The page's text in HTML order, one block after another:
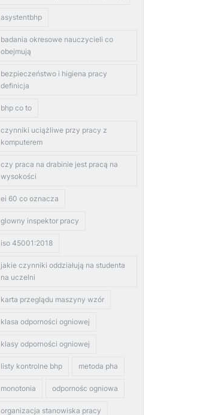
asystentbhp
badania okresowe nauczycieli co
obejmują
bezpieczeństwo i higiena pracy
definicja
bhp co to
czynniki uciążliwe przy pracy z
komputerem
czy praca na drabinie jest pracą na
wysokości
ei 60 co oznacza
glowny inspektor pracy
iso 45001:2018
jakie czynniki oddziałują na studenta
na uczelni
karta przeglądu maszyny wzór
klasa odporności ogniowej
klasy odporności ogniowej
listy kontrolne bhp metoda pha
monotonia odpornośc ogniowa
organizacja stanowiska pracy